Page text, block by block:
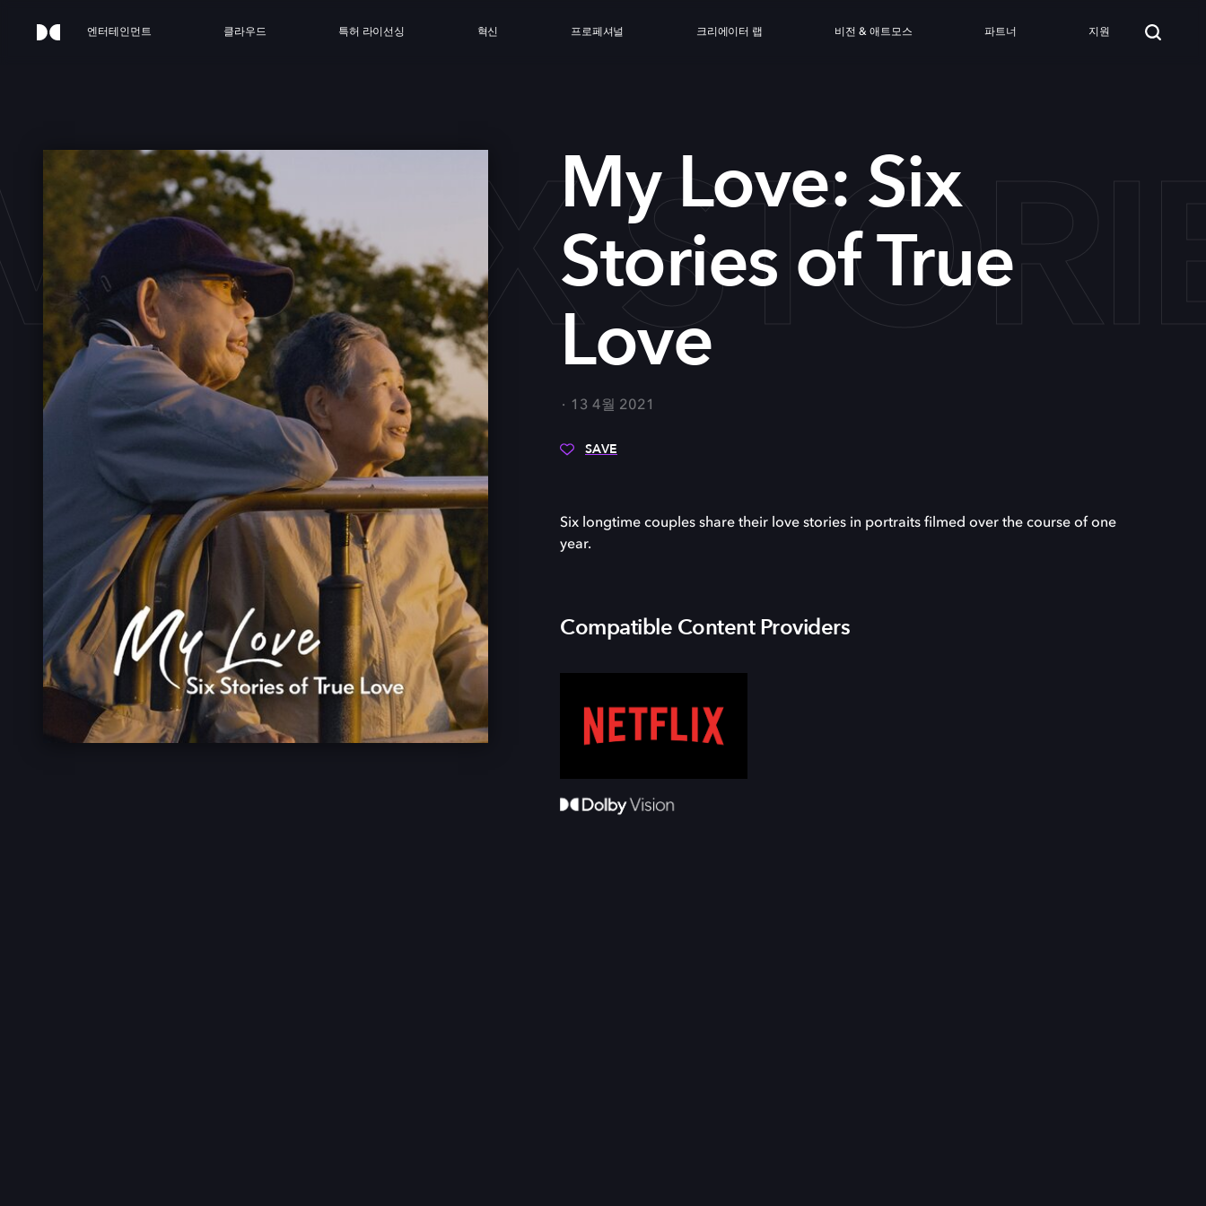
엔터테인먼트 클라우드 특허 라이선싱 혁신 프로페셔널 크리에이터 랩 비전 & 애트모스 파트너 지원
SIXMy Love: Six
Stories of True
Love
13 4월 2021
SAVE
Six longtime couples share their love stories in portraits filmed over the course of one
year.
Compatible Content Providers